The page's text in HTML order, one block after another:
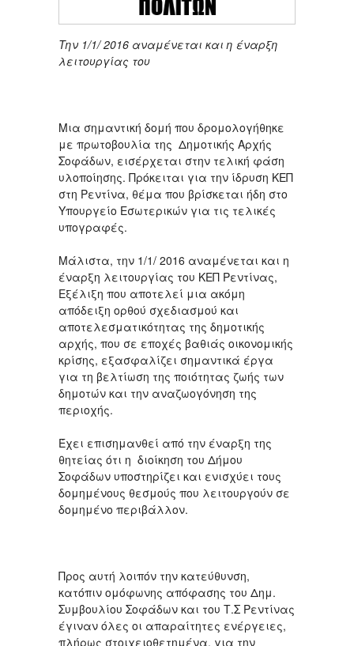
Την 1/1/ 2016 αναμένεται και η έναρξη
λειτουργίας του
Μια σημαντική δομή που δρομολογήθηκε
με πρωτοβουλία της Δημοτικής Αρχής
Σοφάδων, εισέρχεται στην τελική φάση
υλοποίησης. Πρόκειται για την ίδρυση ΚΕΠ
στη Ρεντίνα, θέμα που βρίσκεται ήδη στο
Υπουργείο Εσωτερικών για τις τελικές
υπογραφές.
Μάλιστα, την 1/1/ 2016 αναμένεται και η
έναρξη λειτουργίας του ΚΕΠ Ρεντίνας,
Εξέλιξη που αποτελεί μια ακόμη
απόδειξη ορθού σχεδιασμού και
αποτελεσματικότητας της δημοτικής
αρχής, που σε εποχές βαθιάς οικονομικής
κρίσης, εξασφαλίζει σημαντικά έργα
για τη βελτίωση της ποιότητας ζωής των
δημοτών και την αναζωογόνηση της
περιοχής.
Έχει επισημανθεί από την έναρξη της
θητείας ότι η διοίκηση του Δήμου
Σοφάδων υποστηρίζει και ενισχύει τους
δομημένους θεσμούς που λειτουργούν σε
δομημένο περιβάλλον.
Προς αυτή λοιπόν την κατεύθυνση,
κατόπιν ομόφωνης απόφασης του Δημ.
Συμβουλίου Σοφάδων και του Τ.Σ Ρεντίνας
έγιναν όλες οι απαραίτητες ενέργειες,
πλήρως στοιχειοθετημένα, για την